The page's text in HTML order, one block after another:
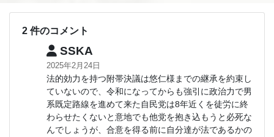
2 件のコメント
SSKA
2025年2月24日
法的効力を持つ附帯決議は悠仁様までの継承を約束し
ていないので、令和になってからも強引に政治力で男
系既定路線を進めて来た自民党は8年近くを徒労に終
わらせたくないと意地でも他党を抱き込もうと必死な
んでしょうが、合意を得る前に自分達が法であるかの